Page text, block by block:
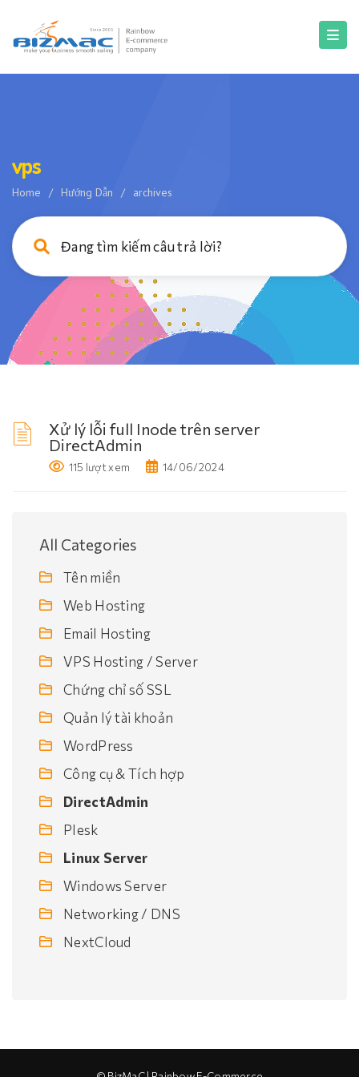
vps
Home / Hướng Dẫn / archives
Xử lý lỗi full Inode trên server
DirectAdmin
115 lượt xem 14/06/2024
All Categories
Tên miền
Web Hosting
Email Hosting
VPS Hosting / Server
Chứng chỉ số SSL
Quản lý tài khoản
WordPress
Công cụ & Tích hợp
DirectAdmin
Plesk
Linux Server
Windows Server
Networking / DNS
NextCloud